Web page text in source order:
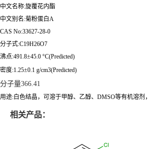
中文名称:旋覆花内酯
中文别名:菊粉蛋白A
CAS No:33627-28-0
分子式:C19H26O7
沸点:491.8±45.0 °C(Predicted)
密度:1.25±0.1 g/cm3(Predicted)
分子量366.41
用途:白色结晶，可溶于甲醇、乙醇、DMSO等有机溶剂
相关产品：